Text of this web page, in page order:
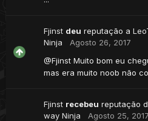
Fjinst deu reputação a
Ninja
Agosto 26, 2017
@Fjinst Muito bom eu
mas era muito noob não
Fjinst recebeu reputação
way Ninja
Agosto 25, 2017